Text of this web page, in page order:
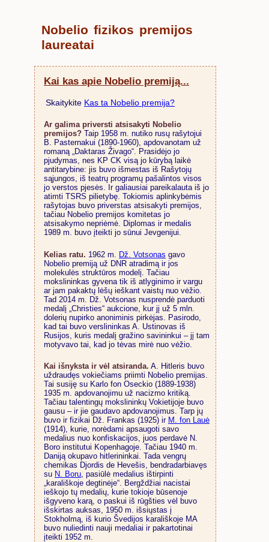
Nobelio fizikos premijos
laureatai
Kai kas apie Nobelio premiją...
Skaitykite Kas ta Nobelio premija?
Ar galima priversti atsisakyti Nobelio
premijos? Taip 1958 m. nutiko rusų rašytojui
B. Pasternakui (1890-1960), apdovanotam už
romaną „Daktaras Živago“. Prasidėjo jo
pjudymas, nes KP CK visą jo kūrybą laikė
antitarybine: jis buvo išmestas iš Rašytojų
sąjungos, iš teatrų programų pašalintos visos
jo verstos pjesės. Ir galiausiai pareikalauta iš jo
atimti TSRS pilietybę. Tokiomis aplinkybėmis
rašytojas buvo priverstas atsisakyti premijos,
tačiau Nobelio premijos komitetas jo
atsisakymo nepriėmė. Diplomas ir medalis
1989 m. buvo įteikti jo sūnui Jevgenijui.
Kelias ratu. 1962 m. Dž. Votsonas gavo
Nobelio premiją už DNR atradimą ir jos
molekulės struktūros modelį. Tačiau
mokslininkas gyvena tik iš atlyginimo ir vargu
ar jam pakaktų lėšų ieškant vaistų nuo vėžio.
Tad 2014 m. Dž. Votsonas nusprendė parduoti
medalį „Christies“ aukcione, kur jį už 5 mln.
dolerių nupirko anoniminis pirkėjas. Pasirodo,
kad tai buvo verslininkas A. Ustinovas iš
Rusijos, kuris medalį gražino savininkui – jį tam
motyvavo tai, kad jo tėvas mirė nuo vėžio.
Kai išnyksta ir vėl atsiranda. A. Hitleris buvo
uždraudęs vokiečiams priimti Nobelio premijas.
Tai susiję su Karlo fon Oseckio (1889-1938)
1935 m. apdovanojimu už nacizmo kritiką.
Tačiau talentingų mokslininkų Vokietijoje buvo
gausu – ir jie gaudavo apdovanojimus. Tarp jų
buvo ir fizikai Dž. Frankas (1925) ir M. fon Lauė
(1914), kurie, norėdami apsaugoti savo
medalius nuo konfiskacijos, juos perdavė N.
Boro institutui Kopenhagoje. Tačiau 1940 m.
Daniją okupavo hitlerininkai. Tada vengrų
chemikas Djordis de Hevešis, bendradarbiavęs
su N. Boru , pasiūlė medalius ištirpinti
„karališkoje degtinėje“. Bergždžiai nacistai
ieškojo tų medalių, kurie tokioje būsenoje
išgyveno karą, o paskui iš rūgšties vėl buvo
išskirtas auksas, 1950 m. išsiųstas į
Stokholmą, iš kurio Švedijos karališkoje MA
buvo nuliedinti nauji medaliai ir pakartotinai
įteikti 1952 m.